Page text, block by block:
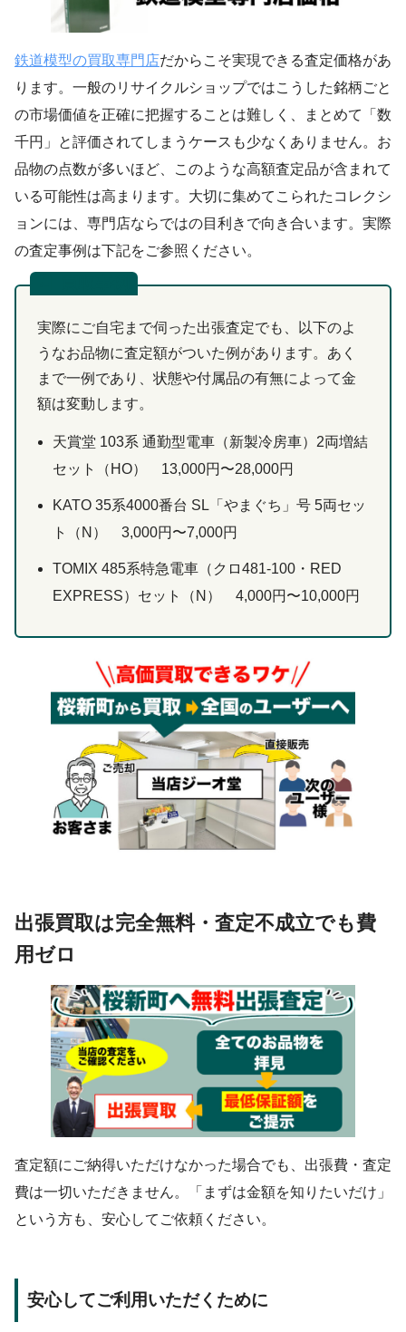
鉄道模型の買取専門店だからこそ実現できる査定価格があ
ります。一般のリサイクルショップではこうした銘柄ごと
の市場価値を正確に把握することは難しく、まとめて「数
千円」と評価されてしまうケースも少なくありません。お
品物の点数が多いほど、このような高額査定品が含まれて
いる可能性は高まります。大切に集めてこられたコレクシ
ョンには、専門店ならではの目利きで向き合います。実際
の査定事例は下記をご参照ください。
実際にご自宅まで伺った出張査定でも、以下のよ
うなお品物に査定額がついた例があります。あく
まで一例であり、状態や付属品の有無によって金
額は変動します。
天賞堂 103系 通勤型電車（新製冷房車）2両増結
セット（HO） 13,000円〜28,000円
KATO 35系4000番台 SL「やまぐち」号 5両セッ
ト（N） 3,000円〜7,000円
TOMIX 485系特急電車（クロ481-100・RED
EXPRESS）セット（N） 4,000円〜10,000円
出張買取は完全無料・査定不成立でも費
用ゼロ
査定額にご納得いただけなかった場合でも、出張費・査定
費は一切いただきません。「まずは金額を知りたいだけ」
という方も、安心してご依頼ください。
安心してご利用いただくために